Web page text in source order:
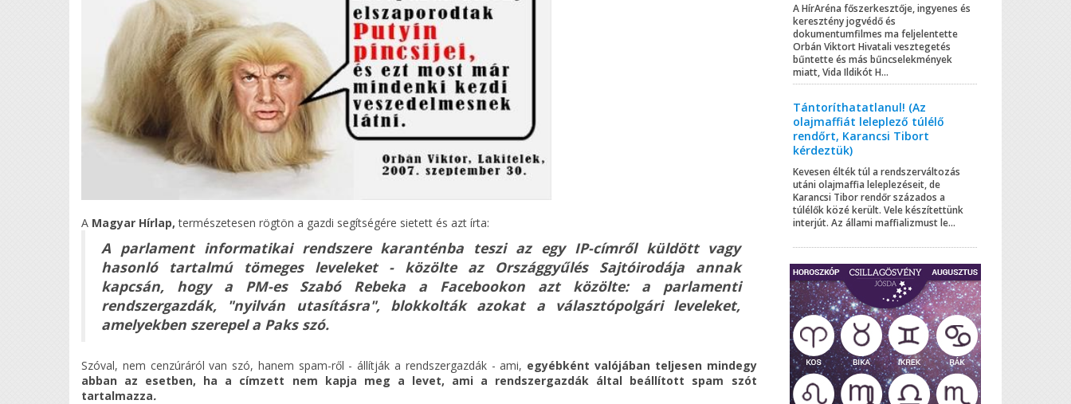
A Magyar Hírlap, természetesen rögtön a gazdi segítségére sietett és azt írta:
A parlament informatikai rendszere karanténba teszi az egy IP-címről küldött vagy
hasonló tartalmú tömeges leveleket - közölte az Országgyűlés Sajtóirodája annak
kapcsán, hogy a PM-es Szabó Rebeka a Facebookon azt közölte: a parlamenti
rendszergazdák, "nyilván utasításra", blokkolták azokat a választópolgári leveleket,
amelyekben szerepel a Paks szó.
Szóval, nem cenzúráról van szó, hanem spam-ről - állítják a rendszergazdák - ami, egyébként valójában teljesen mindegy
abban az esetben, ha a címzett nem kapja meg a levet, ami a rendszergazdák által beállított spam szót
tartalmazza.
A HírAréna főszerkesztője, ingyenes és
keresztény jogvédő és
dokumentumfilmes ma feljelentette
Orbán Viktort Hivatali vesztegetés
bűntette és más bűncselekmények
miatt, Vida Ildikót H...
Tántoríthatatlanul! (Az
olajmaffiát leleplező túlélő
rendőrt, Karancsi Tibort
kérdeztük)
Kevesen élték túl a rendszerváltozás
utáni olajmaffia leleplezéseit, de
Karancsi Tibor rendőr százados a
túlélők közé került. Vele készítettünk
interjút. Az állami maffializmust le...